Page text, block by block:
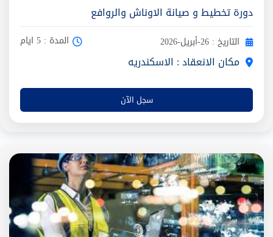
دورة تخطيط و صيانة الاوناش والروافع
التاريخ : 26-أبريل-2026 المدة : 5 ايام
مكان الانعقاد : الاسكندريه
سجل الآن